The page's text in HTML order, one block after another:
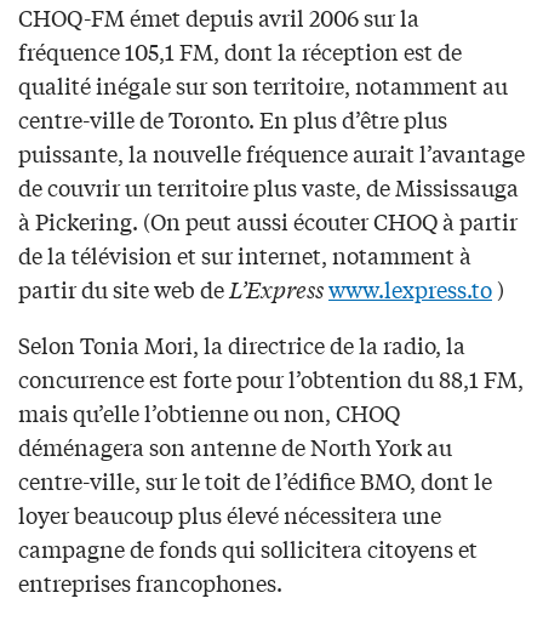
CHOQ-FM émet depuis avril 2006 sur la
fréquence 105,1 FM, dont la réception est de
qualité inégale sur son territoire, notamment au
centre-ville de Toronto. En plus d’être plus
puissante, la nouvelle fréquence aurait l’avantage
de couvrir un territoire plus vaste, de Mississauga
à Pickering. (On peut aussi écouter CHOQ à partir
de la télévision et sur internet, notamment à
partir du site web deL’Expresswww.lexpress.to)
Selon Tonia Mori, la directrice de la radio, la
concurrence est forte pour l’obtention du 88,1 FM,
mais qu’elle l’obtienne ou non, CHOQ
déménagera son antenne de North York au
centre-ville, sur le toit de l’édifice BMO, dont le
loyer beaucoup plus élevé nécessitera une
campagne de fonds qui sollicitera citoyens et
entreprises francophones.